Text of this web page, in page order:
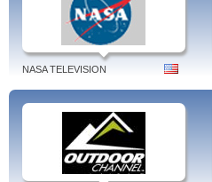
NASA TELEVISION